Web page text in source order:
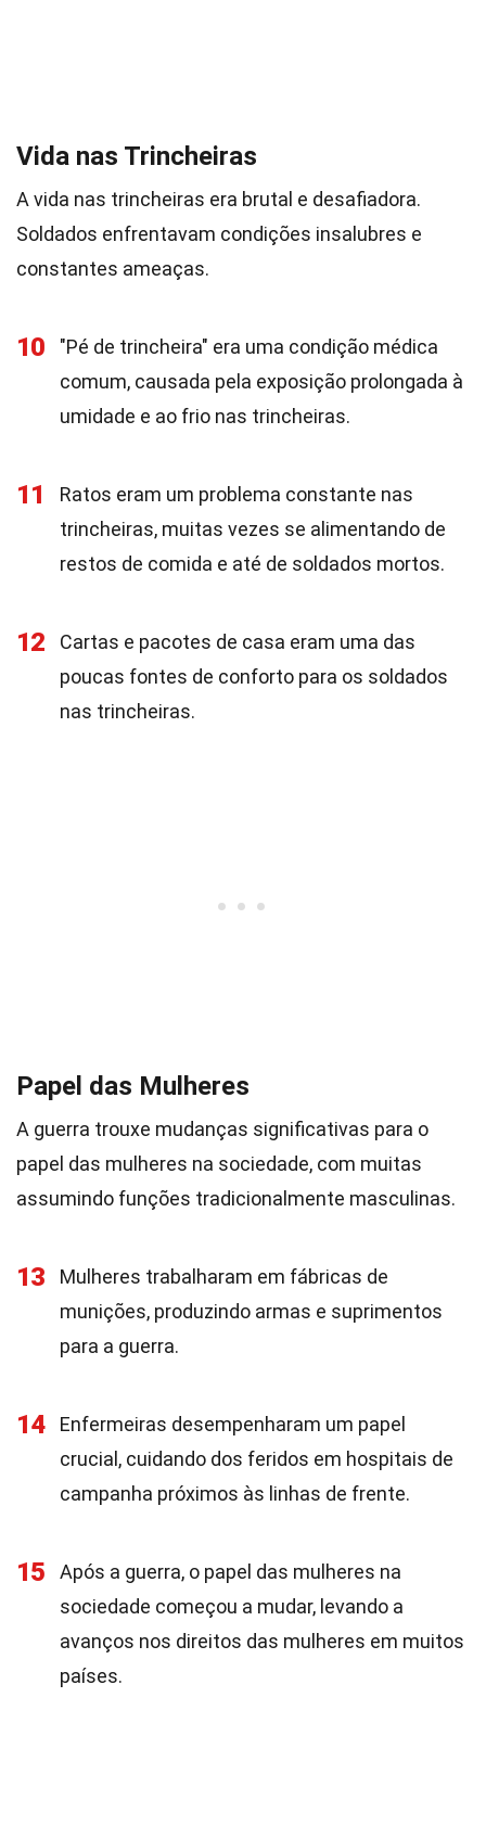
Vida nas Trincheiras
A vida nas trincheiras era brutal e desafiadora.
Soldados enfrentavam condições insalubres e
constantes ameaças.
10
"Pé de trincheira" era uma condição médica
comum, causada pela exposição prolongada à
umidade e ao frio nas trincheiras.
11
Ratos eram um problema constante nas
trincheiras, muitas vezes se alimentando de
restos de comida e até de soldados mortos.
12
Cartas e pacotes de casa eram uma das
poucas fontes de conforto para os soldados
nas trincheiras.
Papel das Mulheres
A guerra trouxe mudanças significativas para o
papel das mulheres na sociedade, com muitas
assumindo funções tradicionalmente masculinas.
13
Mulheres trabalharam em fábricas de
munições, produzindo armas e suprimentos
para a guerra.
14
Enfermeiras desempenharam um papel
crucial, cuidando dos feridos em hospitais de
campanha próximos às linhas de frente.
15
Após a guerra, o papel das mulheres na
sociedade começou a mudar, levando a
avanços nos direitos das mulheres em muitos
países.